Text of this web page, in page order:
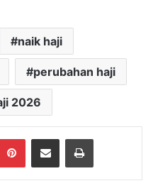
naik haji
perubahan haji
2026
PinterestShare via Email Print